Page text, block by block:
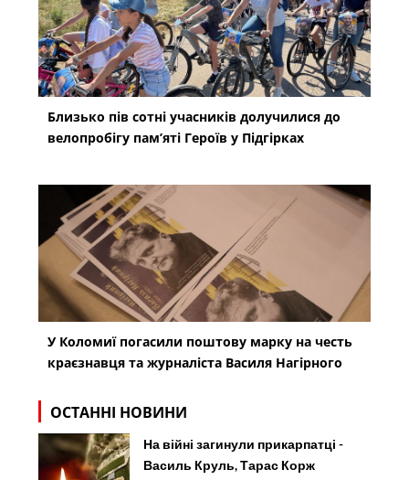
Близько пів сотні учасників долучилися до
велопробігу пам’яті Героїв у Підгірках
У Коломиї погасили поштову марку на честь
краєзнавця та журналіста Василя Нагірного
ОСТАННІ НОВИНИ
На війні загинули прикарпатці -
Василь Круль, Тарас Корж